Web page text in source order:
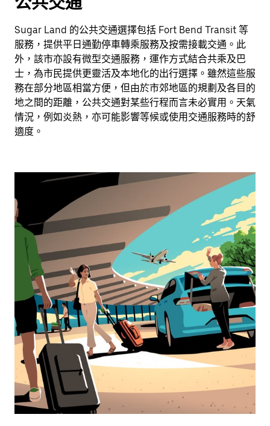
Sugar Land 的公共交通選擇包括 Fort Bend Transit 等
服務，提供平日通勤停車轉乘服務及按需接載交通。此
外，該市亦設有微型交通服務，運作方式結合共乘及巴
士，為市民提供更靈活及本地化的出行選擇。雖然這些服
務在部分地區相當方便，但由於市郊地區的規劃及各目的
地之間的距離，公共交通對某些行程而言未必實用。天氣
情況，例如炎熱，亦可能影響等候或使用交通服務時的舒
適度。